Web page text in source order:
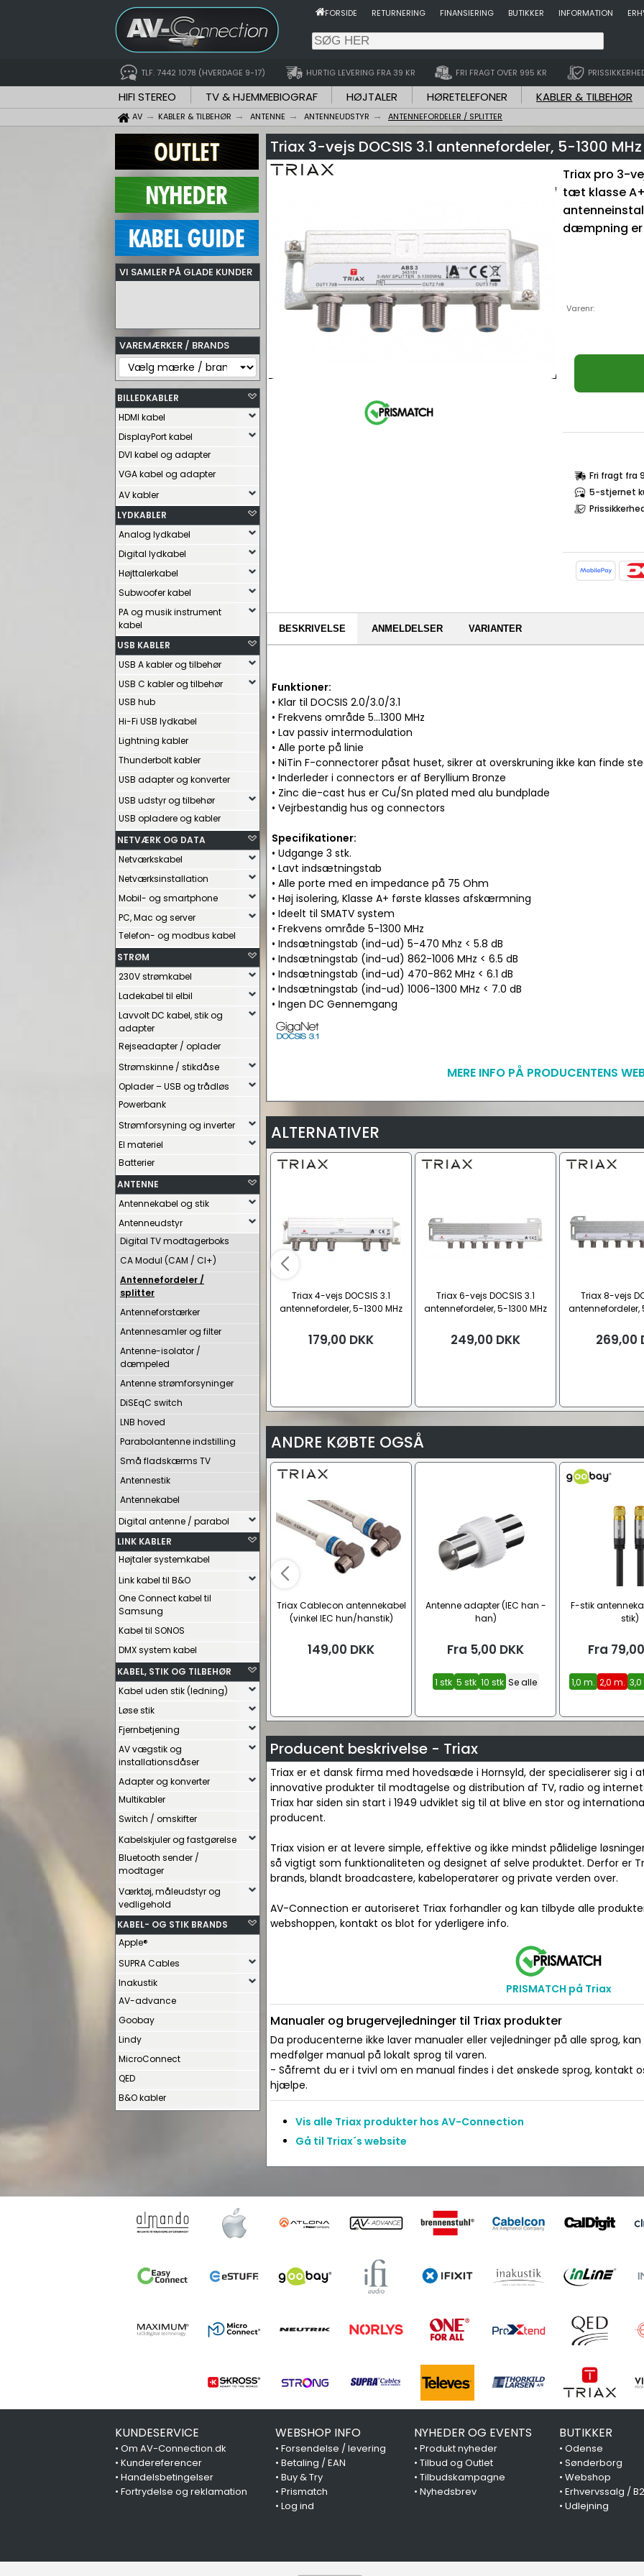
FORSIDE RETURNERING FINANSIERING BUTIKKER INFORMATION
TLF. 7442 1078 (HVERDAGE 9-17) HURTIG LEVERING FRA 39 KR FRI FRAGT OVER 995 KR
HIFI STEREO TV & HJEMMEBIOGRAF HØJTALER HØRETELEFONER KABLER & TILBEHØR
AV KABLER & TILBEHØR ANTENNE ANTENNEUDSTYR ANTENNEFORDELER / SPLITTER
VI SAMLER PÅ GLADE KUNDER
VAREMÆRKER / BRANDS
BILLEDKABLER
HDMI kabel
DisplayPort kabel
DVI kabel og adapter
VGA kabel og adapter
AV kabler
LYDKABLER
Analog lydkabel
Digital lydkabel
Højttalerkabel
Subwoofer kabel
PA og musik instrument
kabel
USB KABLER
USB A kabler og tilbehør
USB C kabler og tilbehør
USB hub
Hi-Fi USB lydkabel
Lightning kabler
Thunderbolt kabler
USB adapter og konverter
USB udstyr og tilbehør
USB opladere og kabler
NETVÆRK OG DATA
Netværkskabel
Netværksinstallation
Mobil- og smartphone
PC, Mac og server
Telefon- og modbus kabel
STRØM
230V strømkabel
Ladekabel til elbil
Lavvolt DC kabel, stik og
adapter
Rejseadapter / oplader
Strømskinne / stikdåse
Oplader – USB og trådløs
Powerbank
Strømforsyning og inverter
El materiel
Batterier
ANTENNE
Antennekabel og stik
Antenneudstyr
Digital TV modtagerboks
CA Modul (CAM / CI+)
Antennefordeler /
splitter
Antenneforstærker
Antennesamler og filter
Antenne-isolator /
dæmpeled
Antenne strømforsyninger
DiSEqC switch
LNB hoved
Parabolantenne indstilling
Små fladskærms TV
Antennestik
Antennekabel
Digital antenne / parabol
LINK KABLER
Højtaler systemkabel
Link kabel til B&O
One Connect kabel til
Samsung
Kabel til SONOS
DMX system kabel
KABEL, STIK OG TILBEHØR
Kabel uden stik (ledning)
Løse stik
Fjernbetjening
AV vægstik og
installationsdåser
Adapter og konverter
Multikabler
Switch / omskifter
Kabelskjuler og fastgørelse
Bluetooth sender /
modtager
Værktøj, måleudstyr og
vedligehold
KABEL- OG STIK BRANDS
Apple®
SUPRA Cables
Inakustik
AV-advance
Goobay
Lindy
MicroConnect
QED
B&O kabler
Triax 3-vejs DOCSIS 3.1 antennefordeler, 5-1300 MHz
Triax pro 3-
tæt klasse
dæmpning
Varenr:
Fri fragt fra
5-stjernet
BESKRIVELSE ANMELDELSER VARIANTER
Funktioner:
• Klar til DOCSIS 2.0/3.0/3.1
• Frekvens område 5...1300 MHz
• Lav passiv intermodulation
• Alle porte på linie
• NiTin F-connectorer påsat huset, sikrer at overskruning ikke kan finde
• Inderleder i connectors er af Beryllium Bronze
• Zinc die-cast hus er Cu/Sn plated med alu bundplade
• Vejrbestandig hus og connectors
Specifikationer:
• Udgange 3 stk.
• Lavt indsætningstab
• Alle porte med en impedance på 75 Ohm
• Høj isolering, Klasse A+ første klasses afskærmning
• Ideelt til SMATV system
• Frekvens område 5-1300 MHz
• Indsætningstab (ind-ud) 5-470 Mhz < 5.8 dB
• Indsætningstab (ind-ud) 862-1006 MHz < 6.5 dB
• Indsætningstab (ind-ud) 470-862 MHz < 6.1 dB
• Indsætningstab (ind-ud) 1006-1300 MHz < 7.0 dB
• Ingen DC Gennemgang
MERE INFO PÅ PRODUCENTENS
ALTERNATIVER
Triax 4-vejs DOCSIS 3.1
antennefordeler, 5-1300 MHz
179,00 DKK
Triax 6-vejs DOCSIS 3.1
antennefordeler, 5-1300 MHz
249,00 DKK
Triax 8-vejs
antennefordeler,
269,00
ANDRE KØBTE OGSÅ
Triax Cablecon antennekabel
(vinkel IEC hun/hanstik)
149,00 DKK
Antenne adapter (IEC han -
han)
Fra 5,00 DKK
1 stk 5 stk 10 stk Se alle
F-stik
stik)
Fra 79,00
1,0 m. 2,0 m.
Producent beskrivelse - Triax
Triax er et dansk firma med hovedsæde i Hornsyld, der specialiserer sig i
innovative produkter til modtagelse og distribution af TV, radio og
Triax har siden sin start i 1949 udviklet sig til at blive en stor og
producent.
Triax vision er at levere simple, effektive og ikke mindst pålidelige
så vigtigt som funktionaliteten og designet af selve produktet. Derfor er
brands, blandt broadcastere, kabeloperatører og private verden over.
AV-Connection er autoriseret Triax forhandler og kan tilbyde alle
webshoppen, kontakt os blot for yderligere info.
PRISMATCH på Triax
Manualer og brugervejledninger til Triax produkter
Da producenterne ikke laver manualer eller vejledninger på alle sprog,
medfølger manual på lokalt sprog til varen.
- Såfremt du er i tvivl om en manual findes i det ønskede sprog, kontakt
hjælpe.
Vis alle Triax produkter hos AV-Connection
Gå til Triax´s website
KUNDESERVICE
• Om AV-Connection.dk
• Kundereferencer
• Handelsbetingelser
• Fortrydelse og reklamation
WEBSHOP INFO
• Forsendelse / levering
• Betaling / EAN
• Buy & Try
• Prismatch
• Log ind
NYHEDER OG EVENTS
• Produkt nyheder
• Tilbud og Outlet
• Tilbudskampagne
• Nyhedsbrev
BUTIKKER
•Odense
•Sønderborg
•Webshop
•Erhvervssalg /
•Udlejning